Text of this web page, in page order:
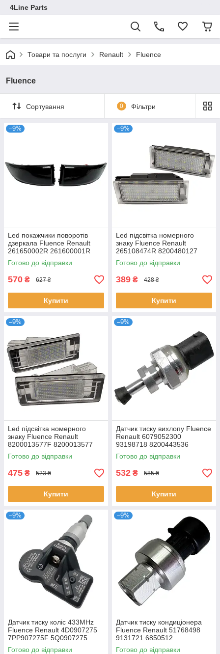
4Line Parts
Товари та послуги Renault Fluence
Fluence
Сортування 0 Фільтри
–9%
Led покажчики поворотів
дзеркала Fluence Renault
261650002R 261600001R
261656470R 261609550R
Готово до відправки
570 ₴ 627 ₴
Купити
–9%
Led підсвітка номерного
знаку Fluence Renault
265108474R 8200480127
2651000Q0A 4159062300
Готово до відправки
389 ₴ 428 ₴
Купити
–9%
Led підсвітка номерного
знаку Fluence Renault
8200013577F 8200013577
Готово до відправки
475 ₴ 523 ₴
Купити
–9%
Датчик тиску вихлопу Fluence
Renault 6079052300
93198718 8200443536
8201000764 8200974421
Готово до відправки
532 ₴ 585 ₴
Купити
–9%
Датчик тиску коліс 433MHz
Fluence Renault 4D0907275
7PP907275F 5Q0907275
36106877937 407001628R
Готово до відправки
–9%
Датчик тиску кондиціонера
Fluence Renault 51768498
9131721 6850512
Готово до відправки